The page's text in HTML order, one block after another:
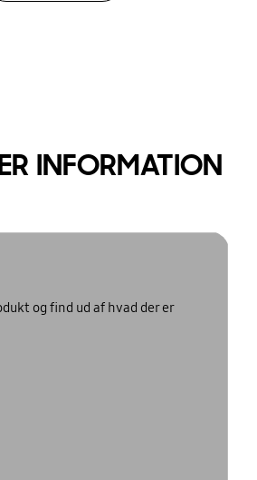
INFORMATION
og find ud af hvad der er